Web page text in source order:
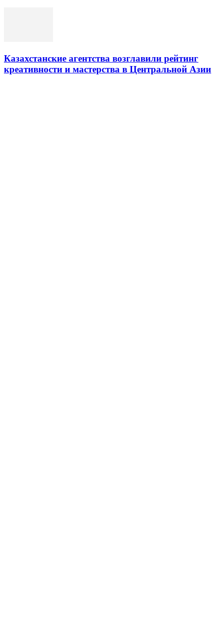
Казахстанские агентства возглавили рейтинг
креативности и мастерства в Центральной Азии